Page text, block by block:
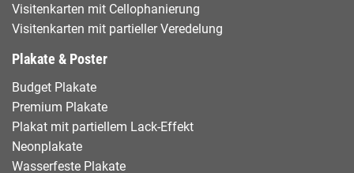
Visitenkarten mit Cellophanierung
Visitenkarten mit partieller Veredelung
Plakate & Poster
Budget Plakate
Premium Plakate
Plakat mit partiellem Lack-Effekt
Neonplakate
Wasserfeste Plakate